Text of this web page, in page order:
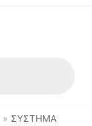
» ΣΥΣΤΗΜΑ